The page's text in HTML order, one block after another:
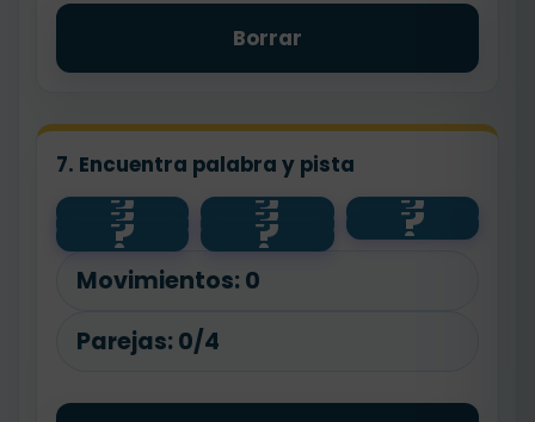
Borrar
7. Encuentra palabra y pista
?
pan ?
alto ?
contento
?
bajo ?
flor ?
feliz
?
floristería ?
panadero
Movimientos: 0
Parejas: 0/4